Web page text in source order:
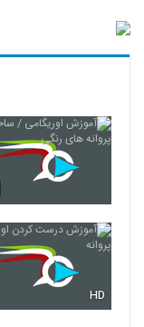
HD